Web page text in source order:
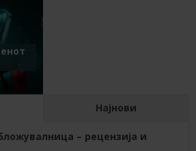
Најнови
– рецензија и